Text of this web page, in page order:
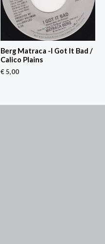
Berg Matraca -I Got It Bad /
Calico Plains
€5,00